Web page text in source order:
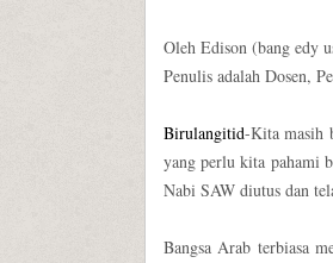
Oleh Edison (bang edy
Penulis adalah Dosen,
Birulangitid-Kita masih
yang perlu kita pahami
Nabi SAW diutus dan
Bangsa Arab terbiasa